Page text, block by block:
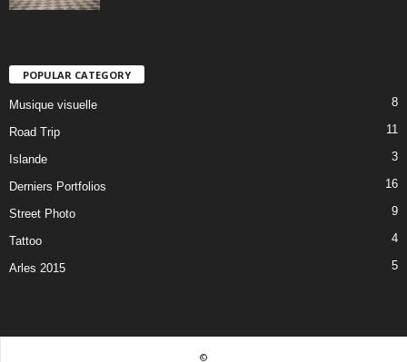
POPULAR CATEGORY
Musique visuelle 8
Road Trip 11
Islande 3
Derniers Portfolios 16
Street Photo 9
Tattoo 4
Arles 2015 5
©